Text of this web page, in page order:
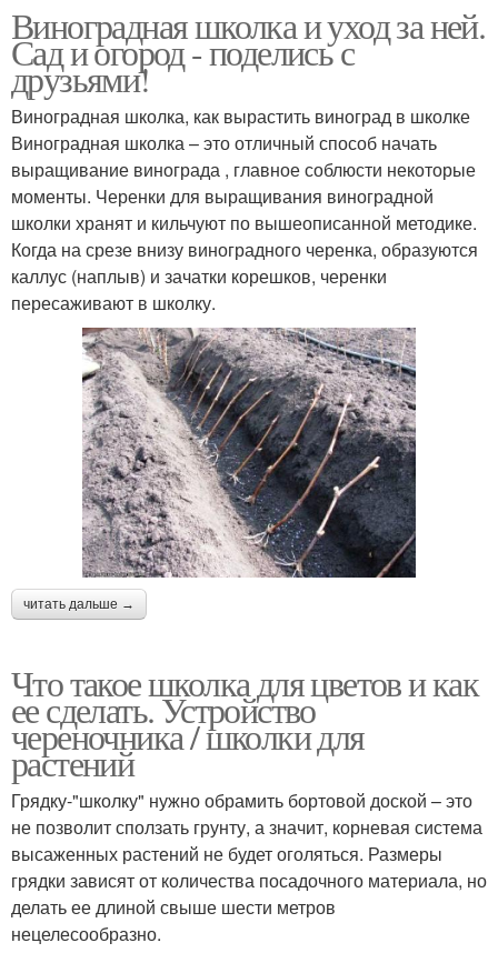
Виноградная школка и уход за ней.
Сад и огород - поделись с
друзьями!
Виноградная школка, как вырастить виноград в школке
Виноградная школка – это отличный способ начать
выращивание винограда , главное соблюсти некоторые
моменты. Черенки для выращивания виноградной
школки хранят и кильчуют по вышеописанной методике.
Когда на срезе внизу виноградного черенка, образуются
каллус (наплыв) и зачатки корешков, черенки
пересаживают в школку.
читать дальше →
Что такое школка для цветов и как
ее сделать. Устройство
череночника / школки для
растений
Грядку-"школку" нужно обрамить бортовой доской – это
не позволит сползать грунту, а значит, корневая система
высаженных растений не будет оголяться. Размеры
грядки зависят от количества посадочного материала, но
делать ее длиной свыше шести метров
нецелесообразно.